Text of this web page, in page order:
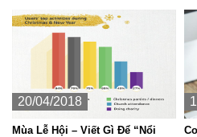
20/04/2018
Mùa Lễ Hội – Viết Gì Để “Nổi